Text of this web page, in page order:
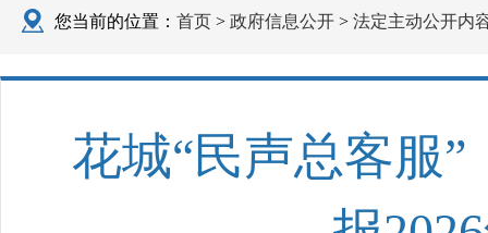
您当前的位置： 首页 > 政府信息公开 > 法定主动公开内
花城“民声总客服